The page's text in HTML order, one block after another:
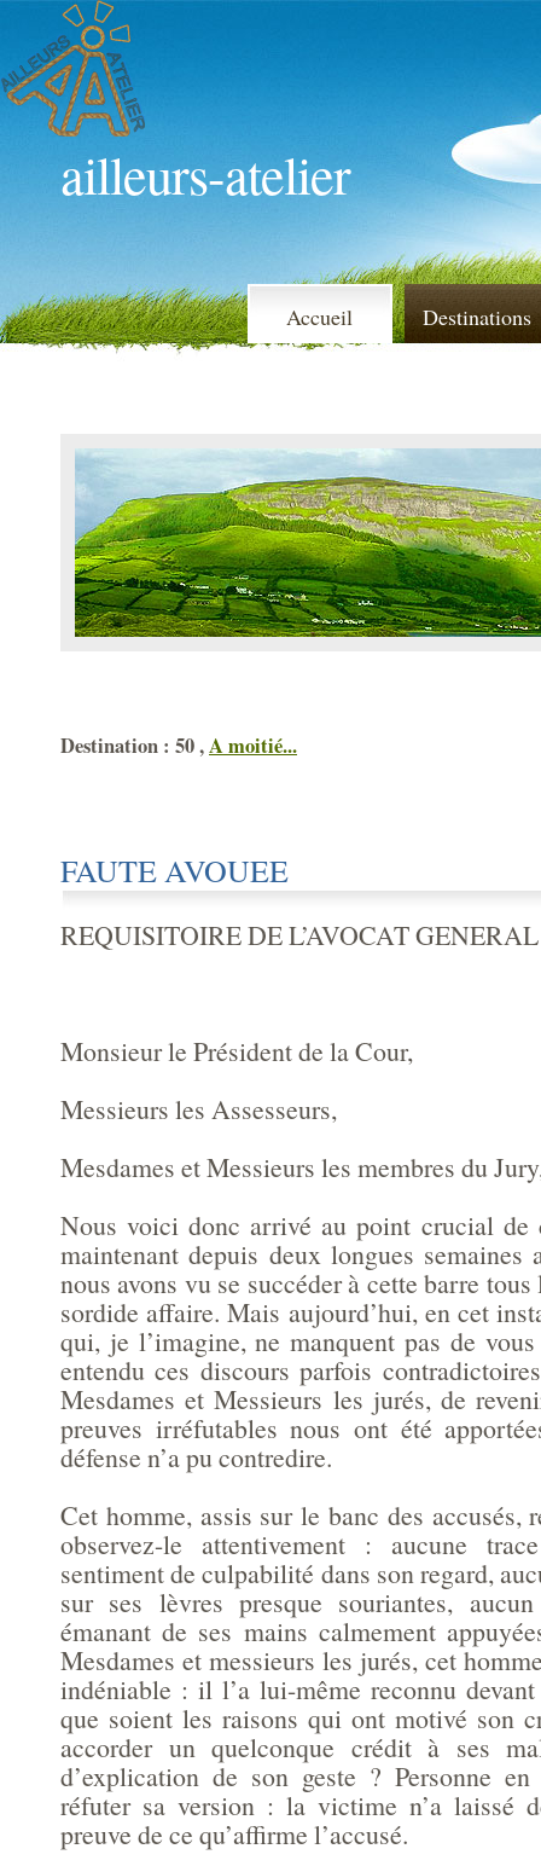
ailleurs-atelier
Accueil Destinations
Destination : 50 ,A moitié...
FAUTE AVOUEE
REQUISITOIRE DE L’AVOCAT
Monsieur le Président de la Cour,
Messieurs les Assesseurs,
Mesdames et Messieurs les membres du
Nous voici donc arrivé au point crucial de
maintenant depuis deux longues semaines
nous avons vu se succéder à cette barre
sordide affaire. Mais aujourd’hui, en cet
qui, je l’imagine, ne manquent pas de
entendu ces discours parfois
Mesdames et Messieurs les jurés, de
preuves irréfutables nous ont été
défense n’a pu contredire.
Cet homme, assis sur le banc des accusés,
observez-le attentivement : aucune
sentiment de culpabilité dans son regard,
sur ses lèvres presque souriantes,
émanant de ses mains calmement
Mesdames et messieurs les jurés, cet
indéniable : il l’a lui-même reconnu
que soient les raisons qui ont motivé son
accorder un quelconque crédit à ses
d’explication de son geste ? Personne
réfuter sa version : la victime n’a laissé
preuve de ce qu’affirme l’accusé.